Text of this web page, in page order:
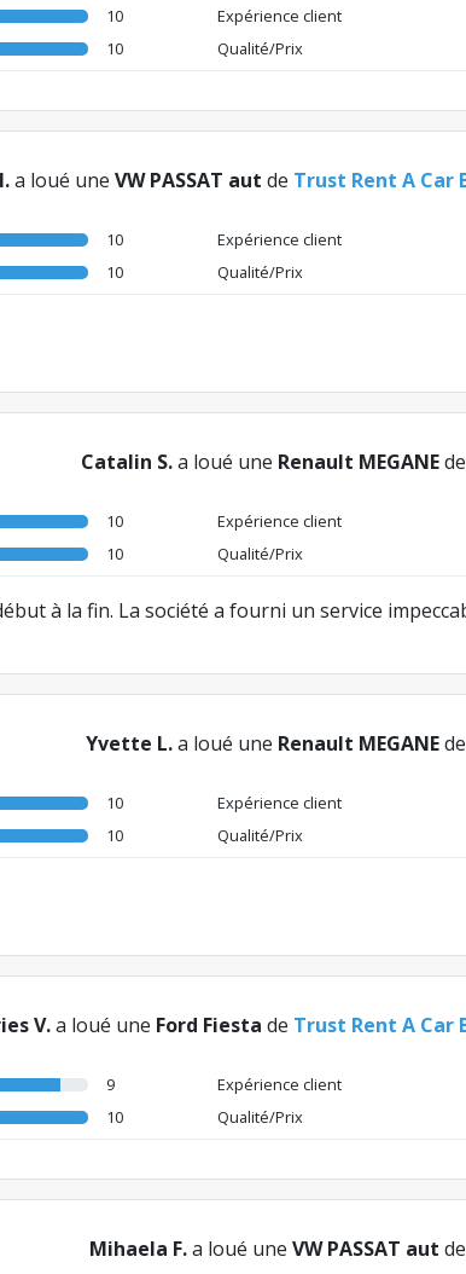
10 Expérience client
10 Qualité/Prix
a loué une VW PASSAT aut de Trust Rent A Car
10 Expérience client
10 Qualité/Prix
Catalin S.a loué une Renault MEGANEde
10 Expérience client
10 Qualité/Prix
à la fin. La société a fourni un service
Yvette L.a loué une Renault MEGANEde
10 Expérience client
10 Qualité/Prix
V.a loué une Ford Fiesta de Trust Rent A Car
9 Expérience client
10 Qualité/Prix
Mihaela F.a loué une VW PASSAT aut de